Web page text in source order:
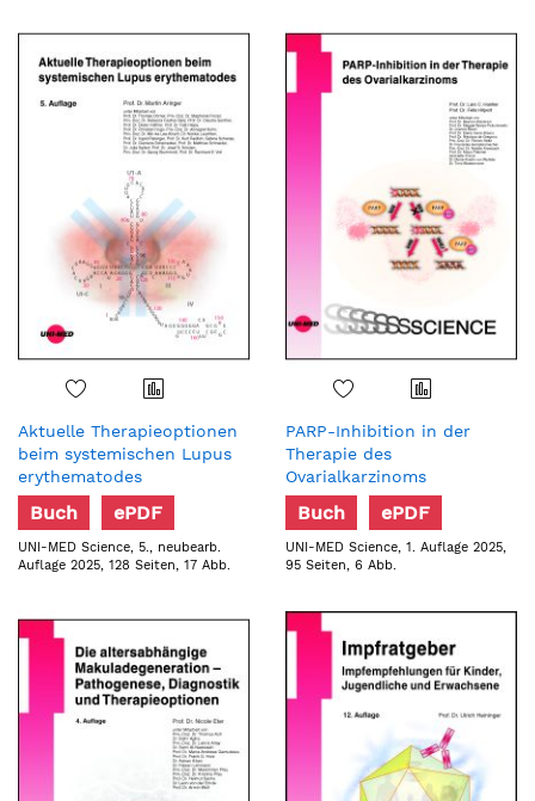
Aktuelle Therapieoptionen
beim systemischen Lupus
erythematodes
Buch ePDF
UNI-MED Science, 5., neubearb.
Auflage 2025, 128 Seiten, 17 Abb.
PARP-Inhibition in der
Therapie des
Ovarialkarzinoms
Buch ePDF
UNI-MED Science, 1. Auflage 2025,
95 Seiten, 6 Abb.